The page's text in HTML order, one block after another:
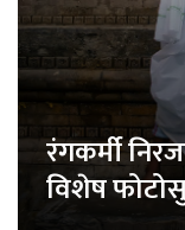
रंगकर्मी
विशेष